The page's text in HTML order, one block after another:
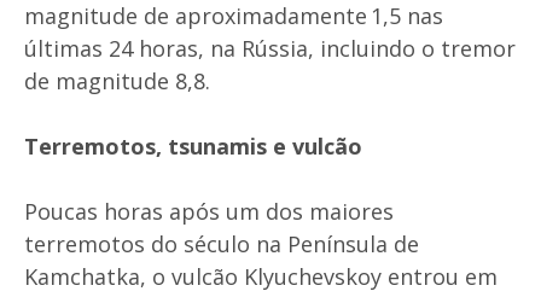
magnitude de aproximadamente 1,5 nas
últimas 24 horas, na Rússia, incluindo o tremor
de magnitude 8,8.
Terremotos, tsunamis e vulcão
Poucas horas após um dos maiores
terremotos do século na Península de
Kamchatka, o vulcão Klyuchevskoy entrou em